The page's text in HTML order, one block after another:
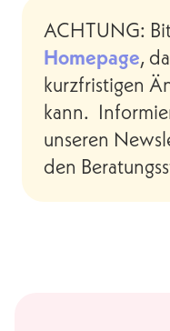
ACHTUNG:
Homepage,
kurzfristigen
kann.
unseren
den